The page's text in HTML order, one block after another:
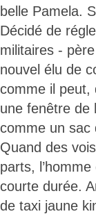
belle Pamela.
Décidé de
militaires -
nouvel élu de
comme il peut,
une fenêtre de
comme un sac
Quand des
parts,
courte durée.
de taxi jaune